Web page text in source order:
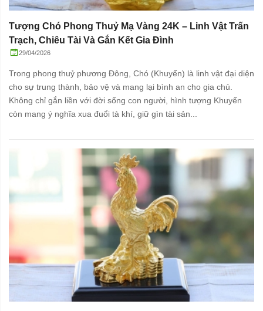
Tượng Chó Phong Thuỷ Mạ Vàng 24K – Linh Vật Trấn
Trạch, Chiêu Tài Và Gắn Kết Gia Đình
29/04/2026
Trong phong thuỷ phương Đông, Chó (Khuyển) là linh vật đại diện
cho sự trung thành, bảo vệ và mang lại bình an cho gia chủ.
Không chỉ gắn liền với đời sống con người, hình tượng Khuyển
còn mang ý nghĩa xua đuổi tà khí, giữ gìn tài sản...